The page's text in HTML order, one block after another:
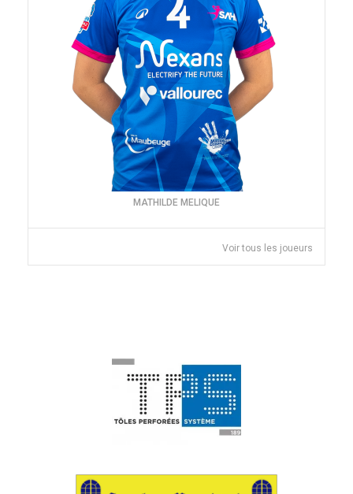
MATHILDE MELIQUE
Voir tous les joueurs